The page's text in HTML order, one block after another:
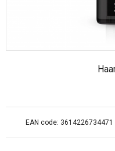
EAN code: 3614226734471